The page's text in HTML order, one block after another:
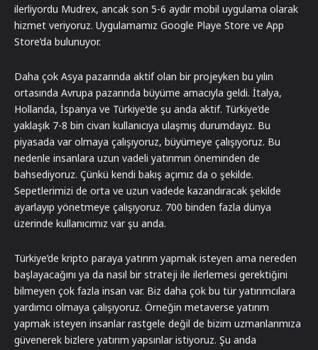
ilerliyordu Mudrex, ancak son 5-6 aydır mobil uygulama olarak
hizmet veriyoruz. Uygulamamız Google Playe Store ve App
Store’da bulunuyor.
Daha çok Asya pazarında aktif olan bir projeyken bu yılın
ortasında Avrupa pazarında büyüme amacıyla geldi. İtalya,
Hollanda, İspanya ve Türkiye’de şu anda aktif. Türkiye’de
yaklaşık 7-8 bin civarı kullanıcıya ulaşmış durumdayız. Bu
piyasada var olmaya çalışıyoruz, büyümeye çalışıyoruz. Bu
nedenle insanlara uzun vadeli yatırımın öneminden de
bahsediyoruz. Çünkü kendi bakış açımız da o şekilde.
Sepetlerimizi de orta ve uzun vadede kazandıracak şekilde
ayarlayıp yönetmeye çalışıyoruz. 700 binden fazla dünya
üzerinde kullanıcımız var şu anda.
Türkiye’de kripto paraya yatırım yapmak isteyen ama nereden
başlayacağını ya da nasıl bir strateji ile ilerlemesi gerektiğini
bilmeyen çok fazla insan var. Biz daha çok bu tür yatırımcılara
yardımcı olmaya çalışıyoruz. Örneğin metaverse yatırım
yapmak isteyen insanlar rastgele değil de bizim uzmanlarımıza
güvenerek bizlere yatırım yapsınlar istiyoruz. Şu anda